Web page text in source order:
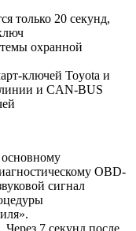
только 20 секунд,
охранной
ключей Toyota и
и CAN-BUS
OBD-
сигнал